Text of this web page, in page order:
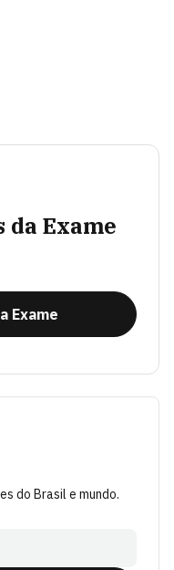
da Exame
Exame
do Brasil e mundo.